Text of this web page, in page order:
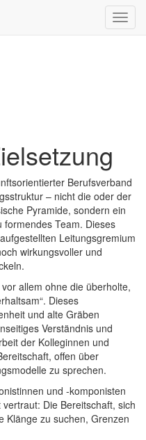
Berufsverband
– nicht die oder der
Pyramide, sondern ein
Team. Dieses
Leitungsgremium
wirkungsvoller und
allem ohne die überholte,
Dieses
und alte Gräben
Verständnis und
der Kolleginnen und
offen über
zu sprechen.
und -komponisten
Die Bereitschaft, sich
Klänge zu suchen, Grenzen